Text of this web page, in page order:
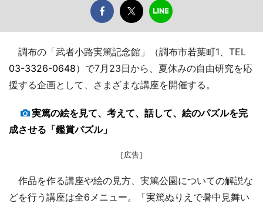
調布の「武者小路実篤記念館」（調布市若葉町1、TEL
03-3326-0648）で7月23日から、夏休みの自由研究を応
援する企画として、さまざまな講座を開催する。
実篤の絵を見て、考えて、話して、絵のパズルを完
成させる「鑑賞パズル」
［広告］
作品を作る講座や絵の見方、実篤公園についての解説な
どを行う講座は全6メニュー。「実篤ぬりえで暑中見舞い